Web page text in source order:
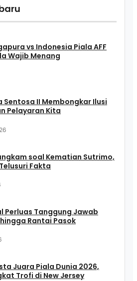
vs Indonesia Piala AFF
Wajib Menang
Sentosa II Membongkar Ilusi
Pelayaran Kita
soal Kematian Sutrimo,
Fakta
Perluas Tanggung Jawab
Rantai Pasok
Juara Piala Dunia 2026,
Trofi di New Jersey